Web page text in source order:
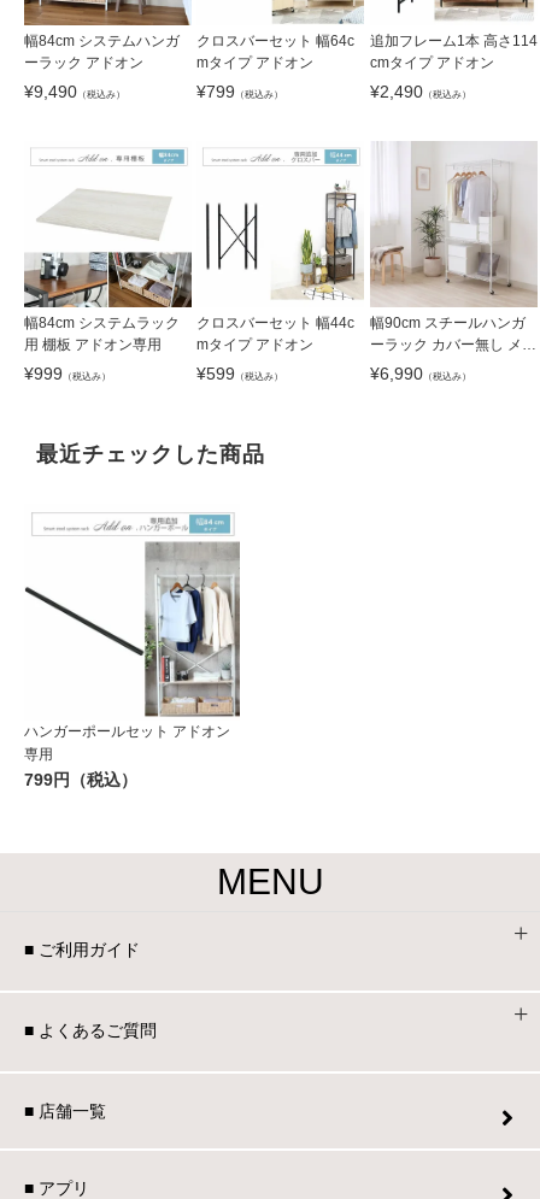
幅84cm システムハンガ
ーラック アドオン
¥9,490 （税込み）
クロスバーセット 幅64c
mタイプ アドオン
¥799 （税込み）
追加フレーム1本 高さ114
cmタイプ アドオン
¥2,490（税込み）
幅84cm システムラック
用 棚板 アドオン専用
¥999 （税込み）
クロスバーセット 幅44c
mタイプ アドオン
¥599 （税込み）
幅90cm スチールハンガ
ーラック カバー無し メル
ト
¥6,990（税込み）
最近チェックした商品
ハンガーポールセット アドオン
専用
799円（税込）
MENU
■ ご利用ガイド
■ よくあるご質問
■ 店舗一覧
■ アプリ